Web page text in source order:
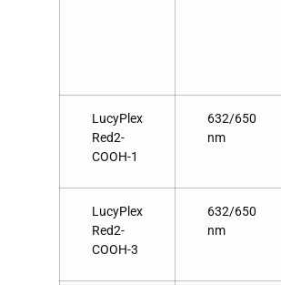
LucyPlex
Red2-
COOH-1
632/650
nm
LucyPlex
Red2-
COOH-3
632/650
nm